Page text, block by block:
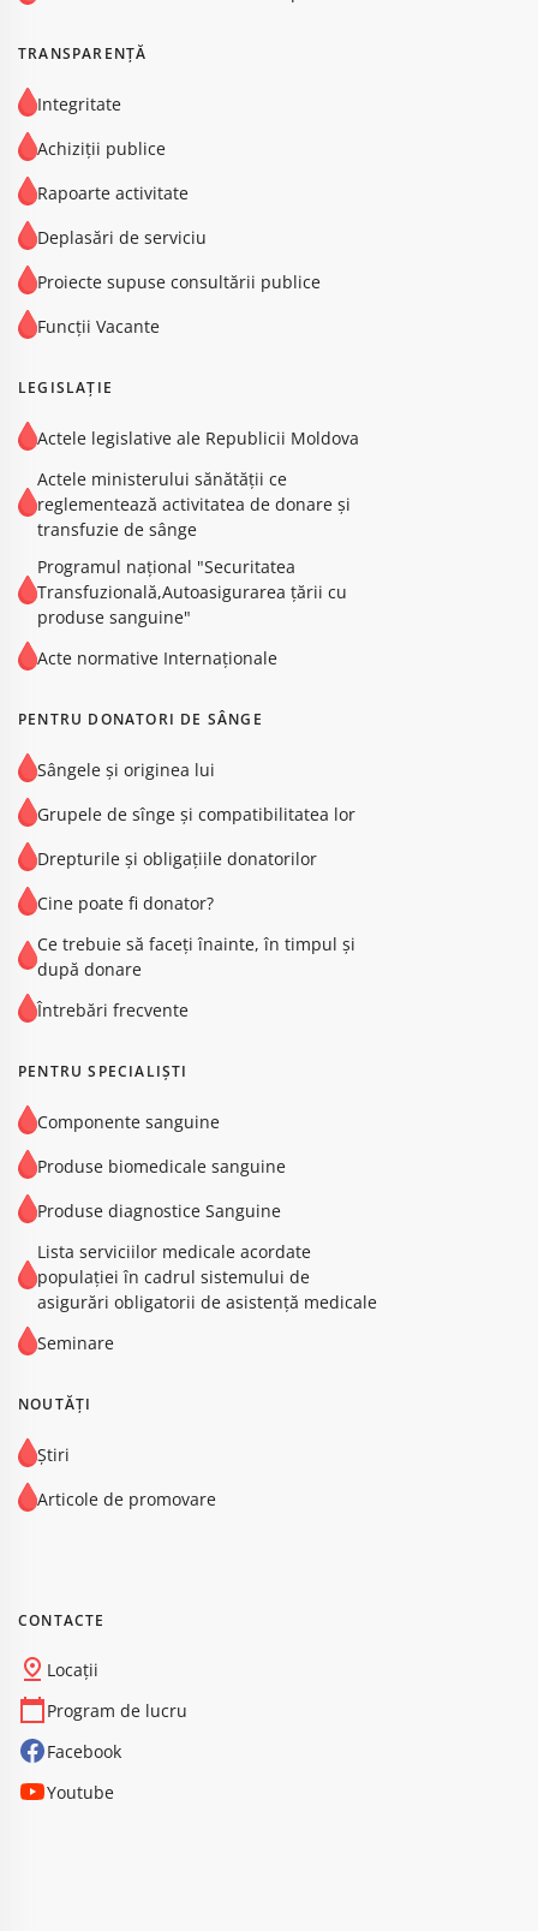
TRANSPARENȚĂ
Integritate
Achiziții publice
Rapoarte activitate
Deplasări de serviciu
Proiecte supuse consultării publice
Funcții Vacante
LEGISLAȚIE
Actele legislative ale Republicii Moldova
Actele ministerului sănătății ce
reglementează activitatea de donare și
transfuzie de sânge
Programul național "Securitatea
Transfuzională,Autoasigurarea țării cu
produse sanguine"
Acte normative Internaţionale
PENTRU DONATORI DE SÂNGE
Sângele și originea lui
Grupele de sînge şi compatibilitatea lor
Drepturile și obligațiile donatorilor
Cine poate fi donator?
Ce trebuie să faceți înainte, în timpul și
după donare
Întrebări frecvente
PENTRU SPECIALIȘTI
Componente sanguine
Produse biomedicale sanguine
Produse diagnostice Sanguine
Lista serviciilor medicale acordate
populației în cadrul sistemului de
asigurări obligatorii de asistență medicale
Seminare
NOUTĂȚI
Știri
Articole de promovare
CONTACTE
Locații
Program de lucru
Facebook
Youtube